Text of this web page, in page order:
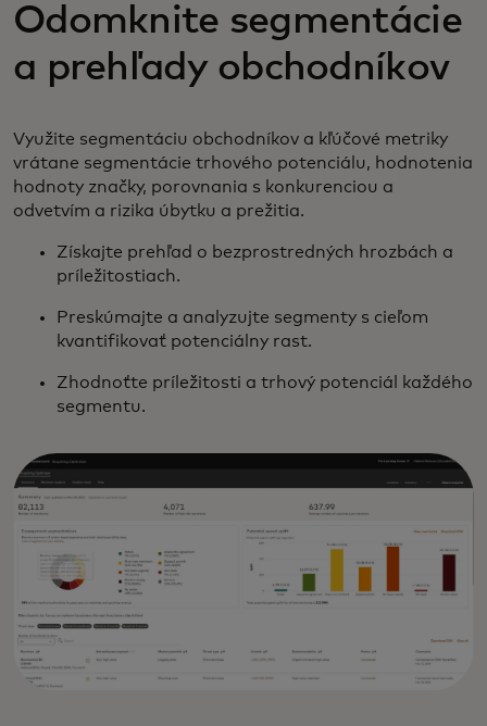
Odomknite segmentácie
a prehľady obchodníkov
Využite segmentáciu obchodníkov a kľúčové metriky
vrátane segmentácie trhového potenciálu, hodnotenia
hodnoty značky, porovnania s konkurenciou a
odvetvím a rizika úbytku a prežitia.
Získajte prehľad o bezprostredných hrozbách a
príležitostiach.
Preskúmajte a analyzujte segmenty s cieľom
kvantifikovať potenciálny rast.
Zhodnoťte príležitosti a trhový potenciál každého
segmentu.